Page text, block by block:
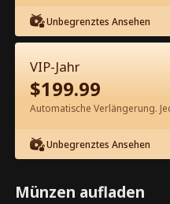
Episode 27 -
die wahre Liebe
1-50 51-88
27 28
Unbegrenztes Ansehen
VIP-Jahr
$199.99
Automatische Verlängerung.
Unbegrenztes Ansehen
Münzen aufladen